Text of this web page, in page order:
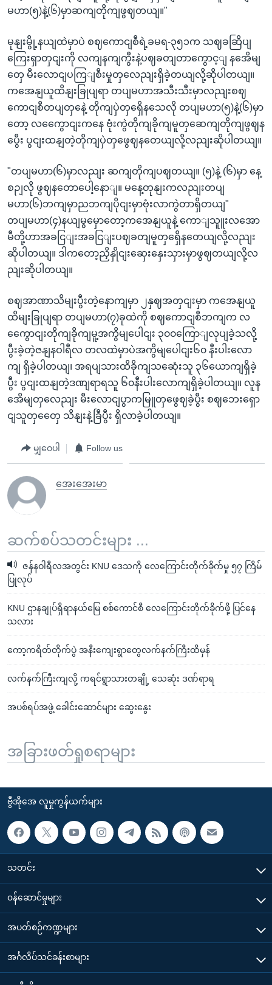
မဟာ(၅)နဲ့(၆)မှာဆကျတိုကျဖွဈတယျ။"
မုနျးမွို့နယျထဲမှာပဲ စဈကောငျစီရဲ့ခမရ-၃၅၁က သဈခဆြိပျ
ကြေးရှာတှငျးကို လကျနကျကွီးနဲ့ပဈခတျတာကွောင့ျ နအေိမျ
တှေ မီးလောငျပကြျစီးမှုတှလေညျးရှိခဲ့တယျလို့ဆိုပါတယျ။
ကအေနျယူထိနျးခြုပျရာ တပျမဟာအသီးသီးမှာလညျးစဈ
ကောငျစီတပျတှနေဲ့ တိုကျပှဲတှရှေိနသေလို တပျမဟာ(၅)နဲ့(၆)မှာ
တော့ လကွေောငျးကနေ ဗုံးကွဲတိုကျခိုကျမူတှဆေကျတိုကျဖွဈန
ပွေီး ပွငျးထနျတဲ့တိုကျပှဲတှဖွေဈနတေယျလို့လညျးဆိုပါတယျ။
"တပျမဟာ(၆)မှာလညျး ဆကျတိုကျပဈတယျ။ (၅)နဲ့ (၆)မှာ နေ့
စဉျလို ဖွဈနတောပေါ့နောျ။ မနေ့တုနျးကလညျးတပျ
မဟာ(၆)ဘကျမှာညဘကျပိုငျးမှာဗုံးလာကွဲတာရှိတယျ"
တပျမဟာ(၄)နယျမွမှောတော့ကအေနျယူနဲ့ ကောျသူူးလအော
မီတို့ဟာအခငြျးအခငြျးပဈခတျမူတှရှေိနတေယျလို့လညျး
ဆိုပါတယျ။ ဒါကတော့ညှိနှိုငျးဆှေးနှေးသှားမှာဖွဈတယျလို့လ
ညျးဆိုပါတယျ။
စဈအာဏာသိမျးပွီးတဲ့နောကျမှာ ၂နှဈအတှငျးမှာ ကအေနျယူ
ထိမျးခြုပျရာ တပျမဟာ(၇)ခုထဲကို စဈကောငျစီဘကျက လ
ကွေောငျးတိုကျခိုကျမူ့အကွိမျပေါငျး ၃၀၀ကြောျလုပျခဲ့သလို့
ပွီးခဲ့တဲ့ဇနျနဝါရီလ တလထဲမှာပဲအကွိမျပေါငျး၆၀ နီးပါးလော
ကျ ရှိခဲ့ပါတယျ၊ အရပျသားထိခိုကျသဆေုံးသူ ၃၆ယောကျရှိခဲ့
ပွီး ပွငျးထနျတဲ့ဒဏျရာရသူ ၆၀နီးပါးလောကျရှိခဲ့ပါတယျ။ လူန
အေိမျတှလေညျး မီးလောငျပွာကမြူတှဖွေဈခဲ့ပွီး စဈဘေးရှော
ငျသူတှတှေေ သိနျးနဲ့ခြီပွီး ရှိလာခဲ့ပါတယျ။
မျှဝေပါ Follow us
အေးအေးမာ
ဆက်စပ်သတင်းများ ...
ဇန်နဝါရီလအတွင်း KNU ဒေသကို လေကြောင်းတိုက်ခိုက်မှု ၅၇ ကြိမ်
ပြုလုပ်
KNU ဌာနချုပ်ရှိရာနယ်မြေ စစ်ကောင်စီ လေကြောင်းတိုက်ခိုက်ဖို့ ပြင်နေ
သလား
ကော့ကရိတ်တိုက်ပွဲ အနီးကျေးရွာတွေလက်နက်ကြီးထိမှန်
လက်နက်ကြီးကျလို့ ကရင်ရွာသားတချို့ သေဆုံး ဒဏ်ရာရ
အပစ်ရပ်အဖွဲ့ ခေါင်းဆောင်များ ဆွေးနွေး
အခြားဖတ်ရှုစရာများ
ဗွီအိုအေ လူမှုကွန်ယက်များ
သတင်း
၀န်ဆောင်မှုများ
အပတ်စဉ်ကဏ္ဍများ
အင်္ဂလိပ်သင်ခန်းစာများ